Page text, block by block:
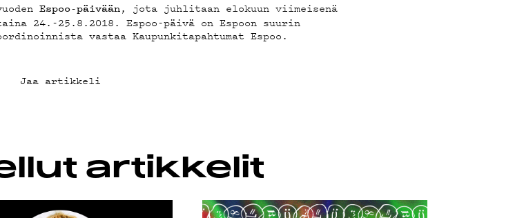
Espoo-päivään, jota juhlitaan elokuun viimeisenä
24.-25.8.2018. Espoo-päivä on Espoon suurin
vastaa Kaupunkitapahtumat Espoo.
Jaa artikkeli
artikkelit